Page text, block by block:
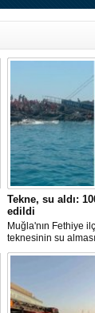
Tekne, su aldı:
edildi
Muğla'nın Fethiye
teknesinin su
bulunan 100 yolcu